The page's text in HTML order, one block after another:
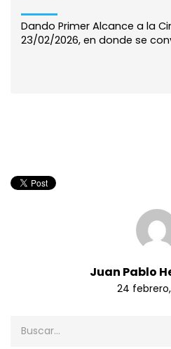
Dando Primer Alcance a la
23/02/2026, en donde se
Juan Pablo
24